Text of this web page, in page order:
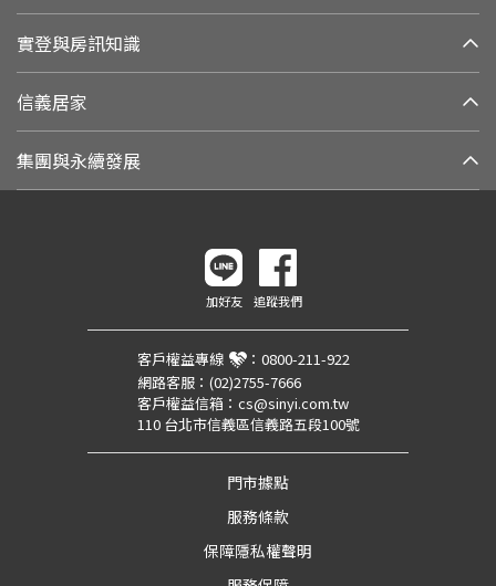
實登與房訊知識
信義居家
集團與永續發展
加好友 追蹤我們
客戶權益專線 ： 0800-211-922
網路客服： (02)2755-7666
客戶權益信箱： cs@sinyi.com.tw
110 台北市信義區信義路五段100號
門市據點
服務條款
保障隱私權聲明